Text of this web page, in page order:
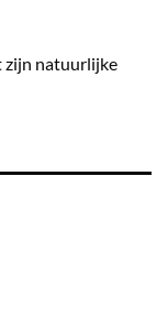
zijn natuurlijke